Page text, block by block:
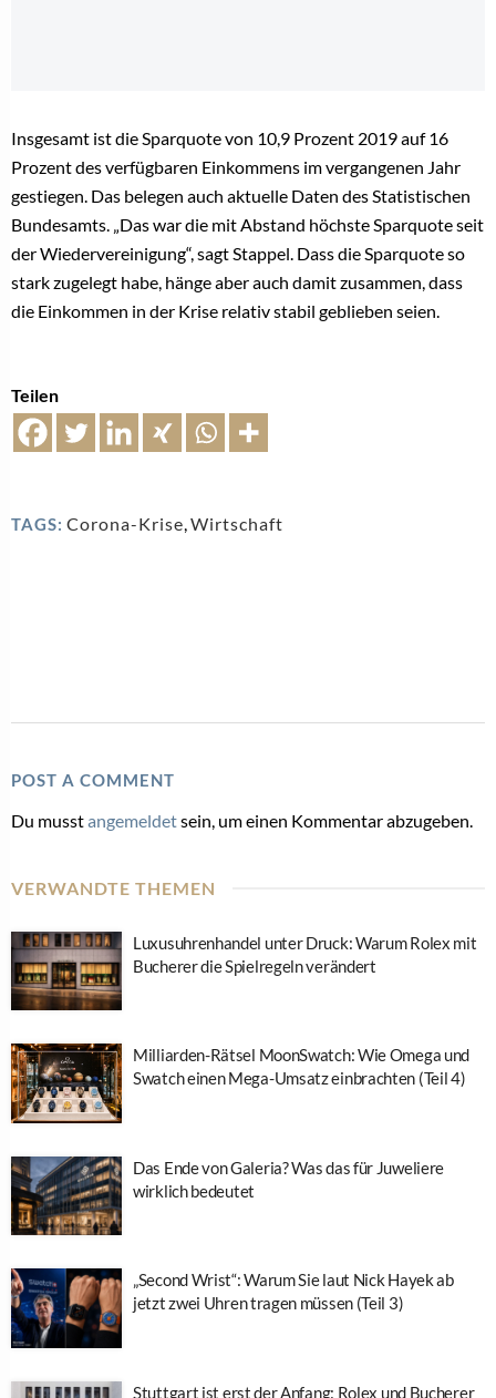
Insgesamt ist die Sparquote von 10,9 Prozent 2019 auf 16
Prozent des verfügbaren Einkommens im vergangenen Jahr
gestiegen. Das belegen auch aktuelle Daten des Statistischen
Bundesamts. „Das war die mit Abstand höchste Sparquote seit
der Wiedervereinigung“, sagt Stappel. Dass die Sparquote so
stark zugelegt habe, hänge aber auch damit zusammen, dass
die Einkommen in der Krise relativ stabil geblieben seien.
Teilen
TAGS: Corona-Krise Wirtschaft
POST A COMMENT
Du musstangemeldetsein, um einen Kommentar abzugeben.
VERWANDTE THEMEN
Luxusuhrenhandel unter Druck: Warum Rolex mit
Bucherer die Spielregeln verändert
Milliarden-Rätsel MoonSwatch: Wie Omega und
Swatch einen Mega-Umsatz einbrachten (Teil 4)
Das Ende von Galeria? Was das für Juweliere
wirklich bedeutet
„Second Wrist“: Warum Sie laut Nick Hayek ab
jetzt zwei Uhren tragen müssen (Teil 3)
Stuttgart ist erst der Anfang: Rolex und Bucherer